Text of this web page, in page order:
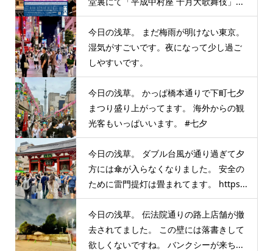
今日の浅草。 まだ梅雨が明けない東京。
湿気がすごいです。夜になって少し過ご
しやすいです。
今日の浅草。 かっぱ橋本通りで下町七夕
まつり盛り上がってます。 海外からの観
光客もいっぱいいます。 #七夕
今日の浅草。 ダブル台風が通り過ぎて夕
方には傘が入らなくなりました。 安全の
ために雷門提灯は畳まれてます。 https...
今日の浅草。 伝法院通りの路上店舗が撤
去されてました。 この壁には落書きして
欲しくないですね。 バンクシーが来ち...